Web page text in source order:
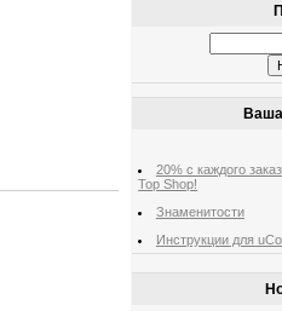
20% с каждого
Top Shop!
Знаменитости
Инструкции для